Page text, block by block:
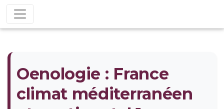
Oenologie : France 
climat méditerranéen